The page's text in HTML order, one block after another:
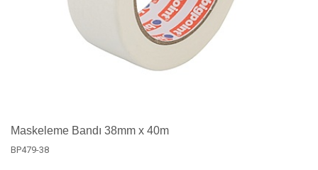
Maskeleme Bandı 38mm x 40m
BP479-38